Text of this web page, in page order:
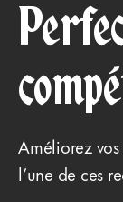
Améliorez
l’une de ces